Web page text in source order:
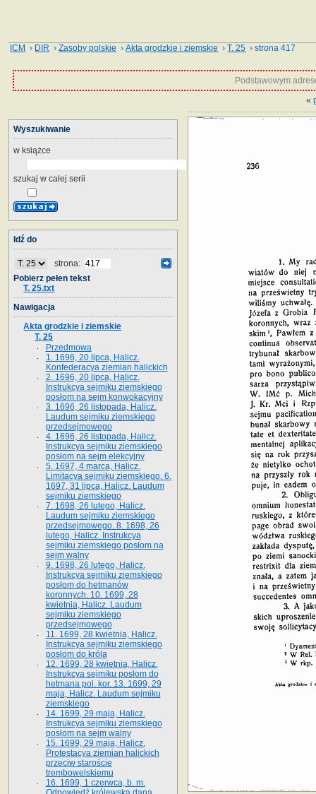
ICM › DIR ›Zasoby polskie ›Akta grodzkie i ziemskie ›T. 25 › strona 417
Podstawowym
«
Wyszukiwanie
w książce
szukaj w całej serii
Idź do
strona:
Pobierz pełen tekst
T. 25.txt
Nawigacja
Akta grodzkie i ziemskie
T. 25
Przedmowa
1. 1696, 20 lipca, Halicz.
Konfederacya ziemian halickich
2. 1696, 20 lipca, Halicz.
Instrukcya sejmiku ziemskiego
posłom na sejm konwokacyjny
3. 1696, 26 listopada, Halicz.
Laudum sejmiku ziemskiego
przedsejmowego
4. 1696, 26 listopada, Halicz.
Instrukcya sejmiku ziemskiego
posłom na sejm elekcyjny
5. 1697, 4 marca, Halicz.
Limitacya sejmiku ziemskiego. 6.
1697, 31 lipca, Halicz. Laudum
sejmiku ziemskiego
7. 1698, 26 lutego, Halicz.
Laudum sejmiku ziemskiego
przedsejmowego. 8. 1698, 26
lutego, Halicz. Instrukcya
sejmiku ziemskiego posłom na
sejm walny
9. 1698, 26 lutego, Halicz.
Instrukcya sejmiku ziemskiego
posłom do hetmanów
koronnych. 10. 1699, 28
kwietnia, Halicz. Laudum
sejmiku ziemskiego
przedsejmowego
11. 1699, 28 kwietnia, Halicz.
Instrukcya sejmiku ziemskiego
posłom do króla
12. 1699, 28 kwietnia, Halicz.
Instrukcya sejmiku posłom do
hetmana pol. kor. 13. 1699, 29
maja, Halicz. Laudum sejmiku
ziemskiego
14. 1699, 29 maja, Halicz.
Instrukcya sejmiku ziemskiego
posłom na sejm walny
15. 1699, 29 maja, Halicz.
Protestacya ziemian halickich
przeciw staroście
trembowelskiemu
16. 1699, 1 czerwca, b. m.